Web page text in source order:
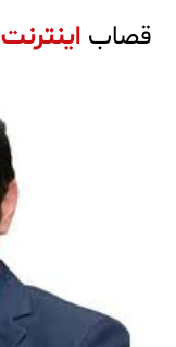
قصاب اینترنت